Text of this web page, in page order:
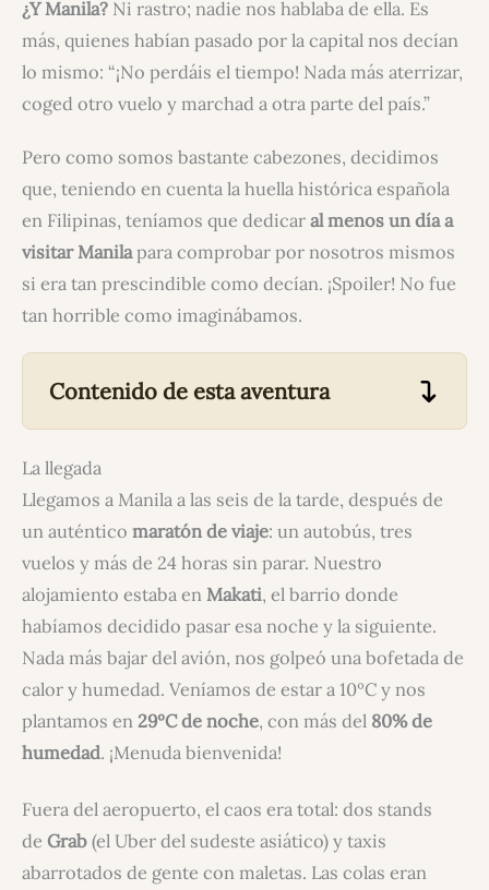
¿Y Manila? Ni rastro; nadie nos hablaba de ella. Es
más, quienes habían pasado por la capital nos decían
lo mismo: “¡No perdáis el tiempo! Nada más aterrizar,
coged otro vuelo y marchad a otra parte del país.”
Pero como somos bastante cabezones, decidimos
que, teniendo en cuenta la huella histórica española
en Filipinas, teníamos que dedicaral menos un día a
visitar Manilapara comprobar por nosotros mismos
si era tan prescindible como decían. ¡Spoiler! No fue
tan horrible como imaginábamos.
Contenido de esta aventura
La llegada
Llegamos a Manila a las seis de la tarde, después de
un auténtico maratón de viaje: un autobús, tres
vuelos y más de 24 horas sin parar. Nuestro
alojamiento estaba en Makati, el barrio donde
habíamos decidido pasar esa noche y la siguiente.
Nada más bajar del avión, nos golpeó una bofetada de
calor y humedad. Veníamos de estar a 10ºC y nos
plantamos en 29ºC de noche, con más del 80% de
humedad. ¡Menuda bienvenida!
Fuera del aeropuerto, el caos era total: dos stands
de Grab(el Uber del sudeste asiático) y taxis
abarrotados de gente con maletas. Las colas eran